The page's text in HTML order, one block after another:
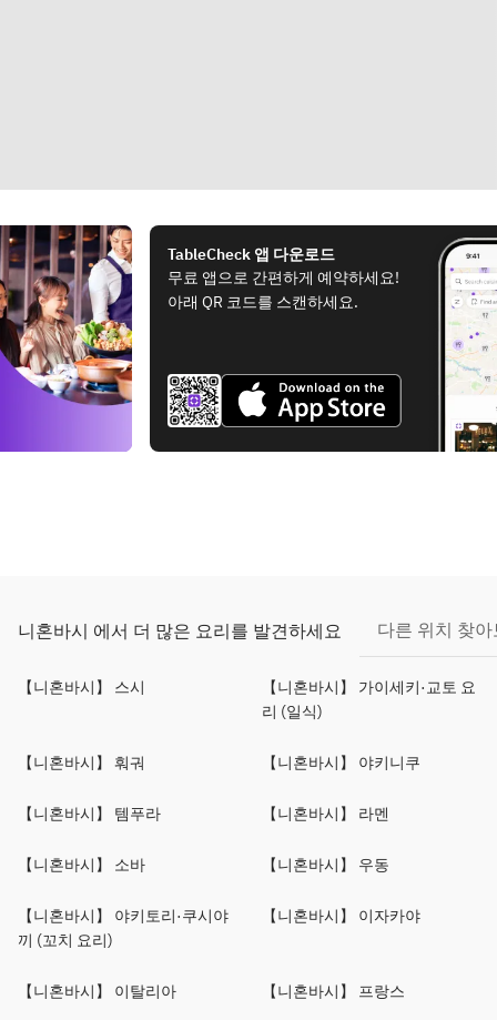
TableCheck 앱 다운로드
무료 앱으로 간편하게 예약하세요!
아래 QR 코드를 스캔하세요.
니혼바시 에서 더 많은 요리를 발견하세요 다른 위치 찾
【니혼바시】 스시
【니혼바시】 가이세키·교토 요
리 (일식)
【니혼바시】 훠궈 【니혼바시】 야키니쿠
【니혼바시】 템푸라 【니혼바시】 라멘
【니혼바시】 소바 【니혼바시】 우동
【니혼바시】 야키토리·쿠시야
끼 (꼬치 요리)
【니혼바시】 이자카야
【니혼바시】 이탈리아 【니혼바시】 프랑스